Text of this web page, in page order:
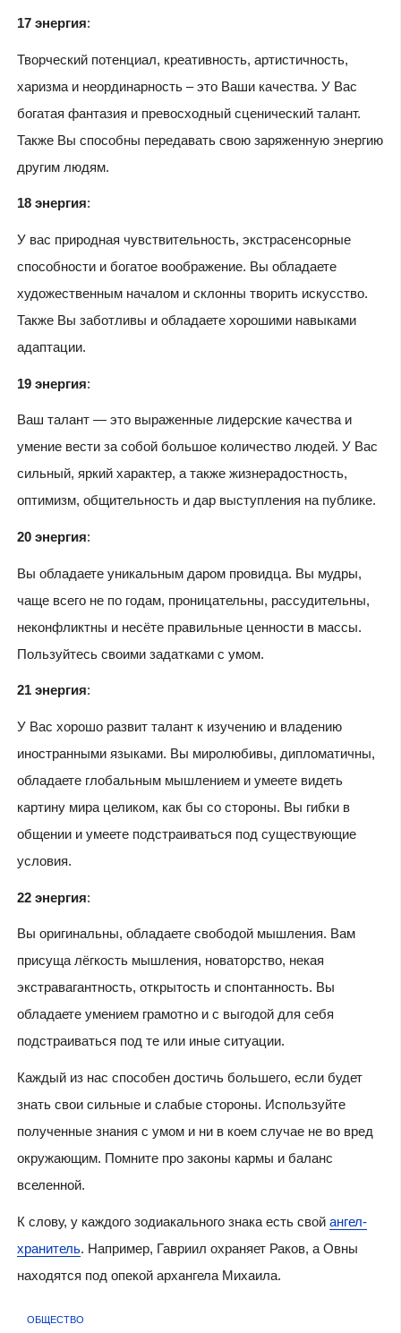
17 энергия:
Творческий потенциал, креативность, артистичность,
харизма и неординарность – это Ваши качества. У Вас
богатая фантазия и превосходный сценический талант.
Также Вы способны передавать свою заряженную энергию
другим людям.
18 энергия:
У вас природная чувствительность, экстрасенсорные
способности и богатое воображение. Вы обладаете
художественным началом и склонны творить искусство.
Также Вы заботливы и обладаете хорошими навыками
адаптации.
19 энергия:
Ваш талант — это выраженные лидерские качества и
умение вести за собой большое количество людей. У Вас
сильный, яркий характер, а также жизнерадостность,
оптимизм, общительность и дар выступления на публике.
20 энергия:
Вы обладаете уникальным даром провидца. Вы мудры,
чаще всего не по годам, проницательны, рассудительны,
неконфликтны и несёте правильные ценности в массы.
Пользуйтесь своими задатками с умом.
21 энергия:
У Вас хорошо развит талант к изучению и владению
иностранными языками. Вы миролюбивы, дипломатичны,
обладаете глобальным мышлением и умеете видеть
картину мира целиком, как бы со стороны. Вы гибки в
общении и умеете подстраиваться под существующие
условия.
22 энергия:
Вы оригинальны, обладаете свободой мышления. Вам
присуща лёгкость мышления, новаторство, некая
экстравагантность, открытость и спонтанность. Вы
обладаете умением грамотно и с выгодой для себя
подстраиваться под те или иные ситуации.
Каждый из нас способен достичь большего, если будет
знать свои сильные и слабые стороны. Используйте
полученные знания с умом и ни в коем случае не во вред
окружающим. Помните про законы кармы и баланс
вселенной.
К слову, у каждого зодиакального знака есть свой ангел-
хранитель. Например, Гавриил охраняет Раков, а Овны
находятся под опекой архангела Михаила.
ОБЩЕСТВО